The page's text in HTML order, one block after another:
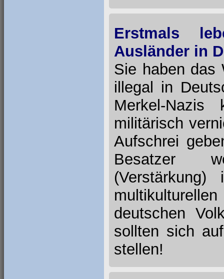
Erstmals
Ausländer in
Sie haben das
illegal in
Merkel-
militärisch
Aufschrei
Besatzer
deutschen
sollten sich
stellen!